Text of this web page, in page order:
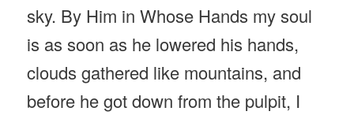
sky. By Him in Whose Hands my soul
is as soon as he lowered his hands,
clouds gathered like mountains, and
before he got down from the pulpit, I